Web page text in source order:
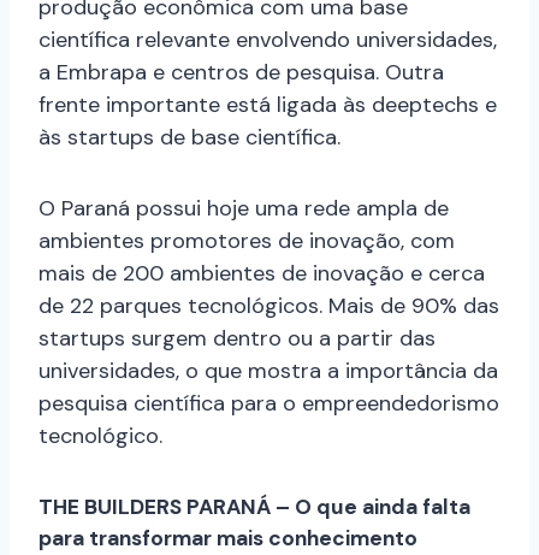
produção econômica com uma base
científica relevante envolvendo universidades,
a Embrapa e centros de pesquisa. Outra
frente importante está ligada às deeptechs e
às startups de base científica.
O Paraná possui hoje uma rede ampla de
ambientes promotores de inovação, com
mais de 200 ambientes de inovação e cerca
de 22 parques tecnológicos. Mais de 90% das
startups surgem dentro ou a partir das
universidades, o que mostra a importância da
pesquisa científica para o empreendedorismo
tecnológico.
THE BUILDERS PARANÁ – O que ainda falta
para transformar mais conhecimento